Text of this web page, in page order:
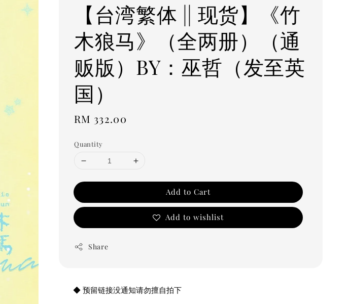
【台湾繁体 || 现货】《竹
木狼马》（全两册）（通
贩版）BY：巫哲（发至英
国）
Regular
RM 332.00
Quantity
Add to Cart
Add to wishlist
Share
◆ 预留链接没通知请勿擅自拍下